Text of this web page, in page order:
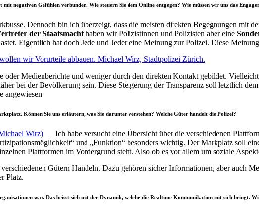
negativen Gefühlen verbunden. Wie steuern Sie dem Online entgegen? Wie müssen wir uns das
Dennoch bin ich überzeigt, dass die meisten direkten Begegnungen mit
der Staatsmachthaben wir Polizistinnen und Polizisten aber eine
Eigentlich hat doch Jede und Jeder eine Meinung zur Polizei. Diese
wir Vorurteile abbauen. Michael Wirz, Stadtpolizei Zürich.
Medienberichte und weniger durch den direkten Kontakt gebildet.
bei der Bevölkerung sein. Diese Steigerung der Transparenz soll letztlich dem
angewiesen.
Können Sie uns erläutern, was Sie darunter verstehen? Welche Güter handelt die Polizei?
Ich habe versucht eine Übersicht über die verschiedenen
und „Funktion“ besonders wichtig. Der Markplatz soll
Plattformen im Vordergrund steht. Also ob es vor allem um soziale
Gütern Handeln. Dazu gehören sicher Informationen, aber auch
Platz.
war. Das beisst sich mit der Dynamik, welche die Realtime-Kommunikation mit sich bringt.